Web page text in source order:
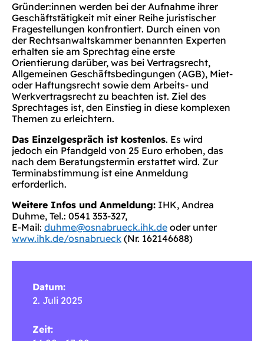
Gründer:innen werden bei der Aufnahme ihrer
Geschäftstätigkeit mit einer Reihe juristischer
Fragestellungen konfrontiert. Durch einen von
der Rechtsanwaltskammer benannten Experten
erhalten sie am Sprechtag eine erste
Orientierung darüber, was bei Vertragsrecht,
Allgemeinen Geschäftsbedingungen (AGB), Miet-
oder Haftungsrecht sowie dem Arbeits- und
Werkvertragsrecht zu beachten ist. Ziel des
Sprechtages ist, den Einstieg in diese komplexen
Themen zu erleichtern.
Das Einzelgespräch ist kostenlos. Es wird
jedoch ein Pfandgeld von 25 Euro erhoben, das
nach dem Beratungstermin erstattet wird. Zur
Terminabstimmung ist eine Anmeldung
erforderlich.
Weitere Infos und Anmeldung: IHK, Andrea
Duhme, Tel.: 0541 353-327,
E-Mail: duhme@osnabrueck.ihk.de oder unter
www.ihk.de/osnabrueck (Nr. 162146688)
Datum:
2. Juli 2025
Zeit: